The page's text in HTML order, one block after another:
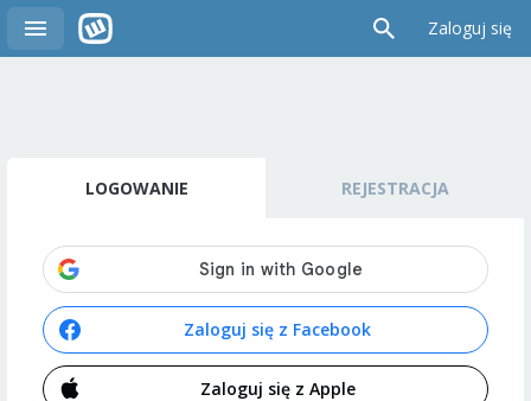
Zaloguj się
LOGOWANIE REJESTRACJA
Zaloguj się z Facebook
Zaloguj się z Apple